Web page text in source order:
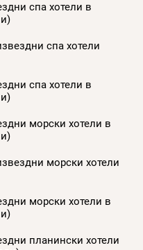
спа хотели в
спа хотели
спа хотели в
морски хотели в
морски хотели
морски хотели в
планински хотели